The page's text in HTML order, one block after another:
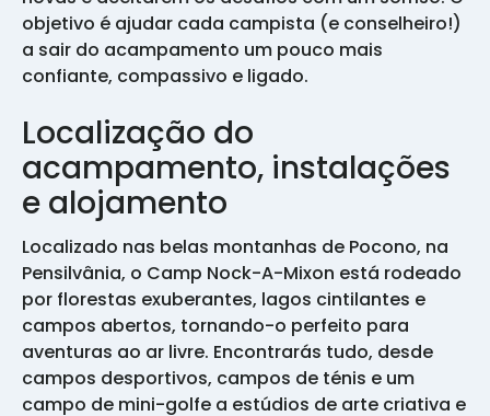
objetivo é ajudar cada campista (e conselheiro!)
a sair do acampamento um pouco mais
confiante, compassivo e ligado.
Localização do
acampamento, instalações
e alojamento
Localizado nas belas montanhas de Pocono, na
Pensilvânia, o Camp Nock-A-Mixon está rodeado
por florestas exuberantes, lagos cintilantes e
campos abertos, tornando-o perfeito para
aventuras ao ar livre. Encontrarás tudo, desde
campos desportivos, campos de ténis e um
campo de mini-golfe a estúdios de arte criativa e